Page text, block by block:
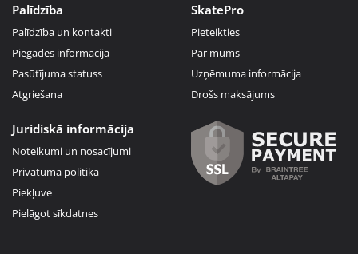
Palīdzība
Palīdzība un kontakti
Piegādes informācija
Pasūtījuma statuss
Atgriešana
SkatePro
Pieteikties
Par mums
Uzņēmuma informācija
Drošs maksājums
Juridiskā informācija
Noteikumi un nosacījumi
Privātuma politika
Piekļuve
Pielāgot sīkdatnes